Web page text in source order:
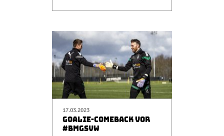
17.03.2023
GOALIE-COMEBACK VOR
#BMGSVW